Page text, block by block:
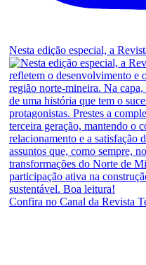
Nesta edição especial, a
Confira no Canal da Revista